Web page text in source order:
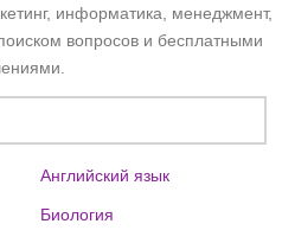
информатика, менеджмент,
вопросов и бесплатными
Английский язык
Биология